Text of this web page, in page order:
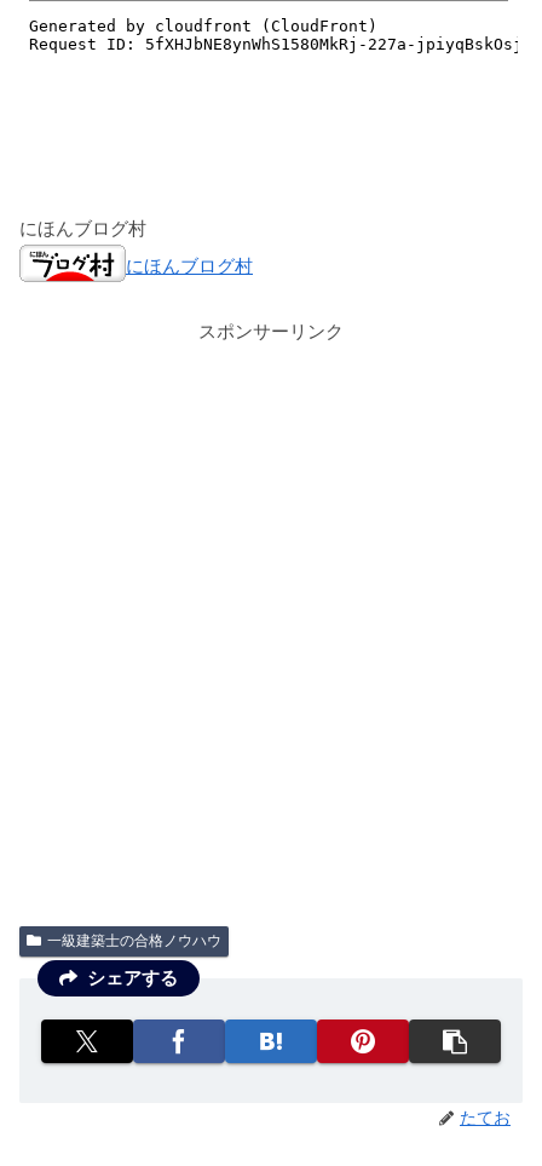
にほんブログ村
にほんブログ村
スポンサーリンク
一級建築士の合格ノウハウ
シェアする
たてお